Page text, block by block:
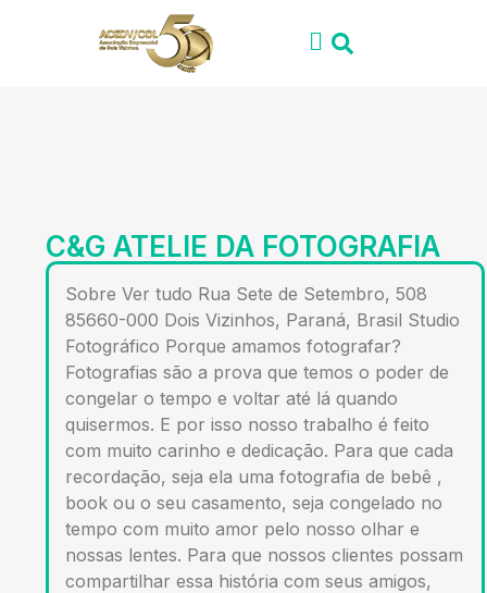
C&G ATELIE DA FOTOGRAFIA
Sobre Ver tudo Rua Sete de Setembro, 508
85660-000 Dois Vizinhos, Paraná, Brasil Studio
Fotográfico Porque amamos fotografar?
Fotografias são a prova que temos o poder de
congelar o tempo e voltar até lá quando
quisermos. E por isso nosso trabalho é feito
com muito carinho e dedicação. Para que cada
recordação, seja ela uma fotografia de bebê ,
book ou o seu casamento, seja congelado no
tempo com muito amor pelo nosso olhar e
nossas lentes. Para que nossos clientes possam
compartilhar essa história com seus amigos,